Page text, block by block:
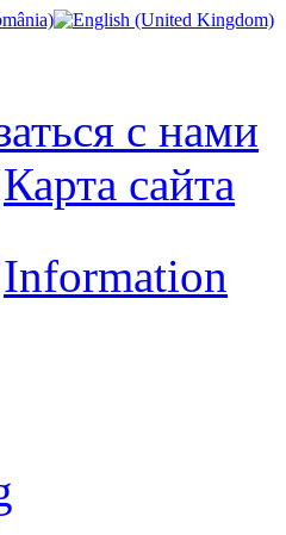
с нами
Карта сайта
Information